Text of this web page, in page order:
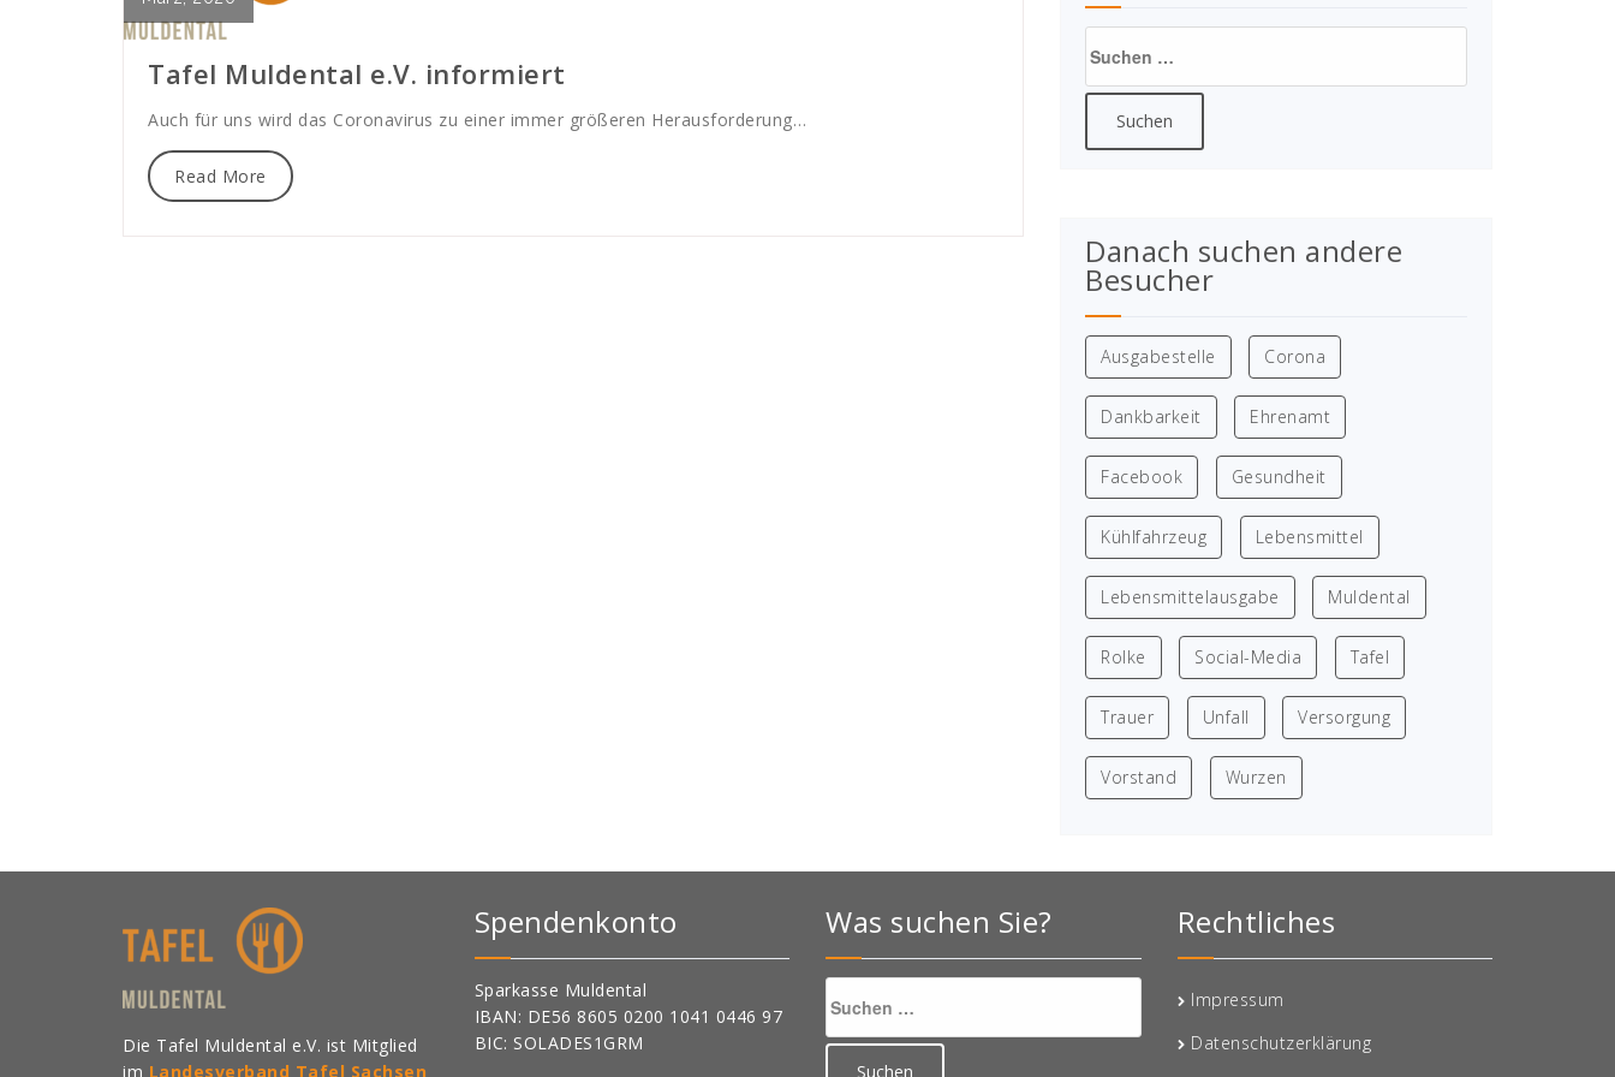
Tafel Muldental e.V. informiert
Auch für uns wird das Coronavirus zu einer immer größeren Herausforderung…
Read More
nach:
Danach suchen andere
Besucher
Ausgabestelle Corona
Dankbarkeit Ehrenamt
Facebook Gesundheit
Kühlfahrzeug Lebensmittel
Lebensmittelausgabe Muldental
Rolke Social-Media Tafel
Trauer Unfall Versorgung
Vorstand Wurzen
Die Tafel Muldental e.V. ist Mitglied
im Landesverband Tafel Sachsen
Spendenkonto
Sparkasse Muldental
IBAN: DE56 8605 0200 1041 0446 97
BIC: SOLADES1GRM
Was suchen Sie?
nach:
Rechtliches
Impressum
Datenschutzerklärung